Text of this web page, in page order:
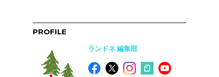
PROFILE
ランドネ 編集部